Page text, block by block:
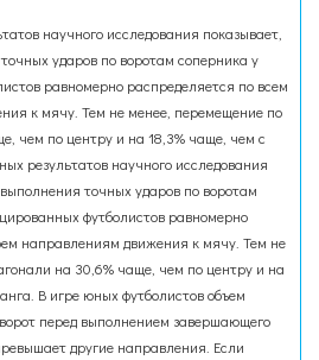
научного исследования показывает,
ударов по воротам соперника у
равномерно распределяется по всем
к мячу. Тем не менее, перемещение по
чем по центру и на 18,3% чаще, чем с
результатов научного исследования
точных ударов по воротам
футболистов равномерно
направлениям движения к мячу. Тем не
на 30,6% чаще, чем по центру и на
В игре юных футболистов объем
перед выполнением завершающего
другие направления. Если